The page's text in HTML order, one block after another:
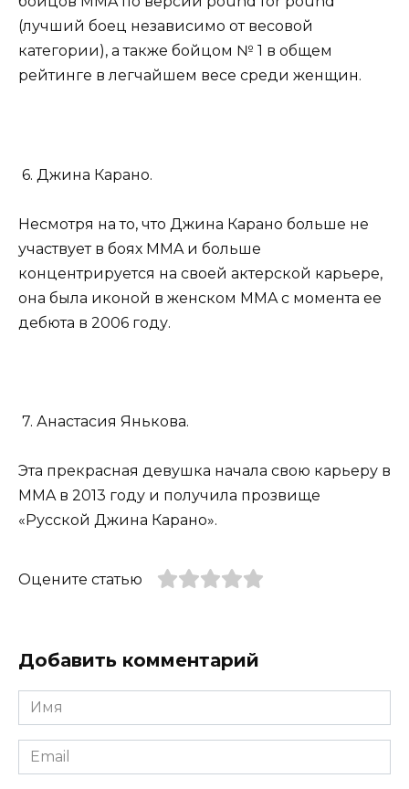
(лучший боец независимо от весовой
категории), а также бойцом № 1 в общем
рейтинге в легчайшем весе среди женщин.
6. Джина Карано.
Несмотря на то, что Джина Карано больше не
участвует в боях MMA и больше
концентрируется на своей актерской карьере,
она была иконой в женском MMA с момента ее
дебюта в 2006 году.
7. Анастасия Янькова.
Эта прекрасная девушка начала свою карьеру в
MMA в 2013 году и получила прозвище
«Русской Джина Карано».
Оцените статью
Добавить комментарий
Имя
*
Email
*